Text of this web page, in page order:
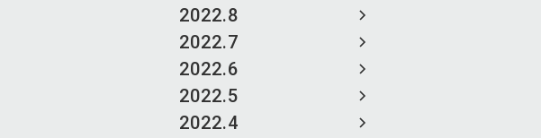
2022.8
2022.7
2022.6
2022.5
2022.4